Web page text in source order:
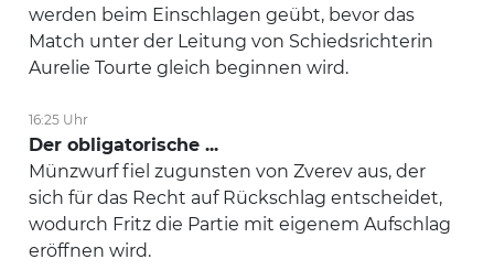
werden beim Einschlagen geübt, bevor das
Match unter der Leitung von Schiedsrichterin
Aurelie Tourte gleich beginnen wird.
16:25 Uhr
Der obligatorische ...
Münzwurf fiel zugunsten von Zverev aus, der
sich für das Recht auf Rückschlag entscheidet,
wodurch Fritz die Partie mit eigenem Aufschlag
eröffnen wird.